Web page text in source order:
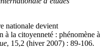
nationale devient
à la citoyenneté : phénomène à
, 15,2 (hiver 2007) : 89-106.